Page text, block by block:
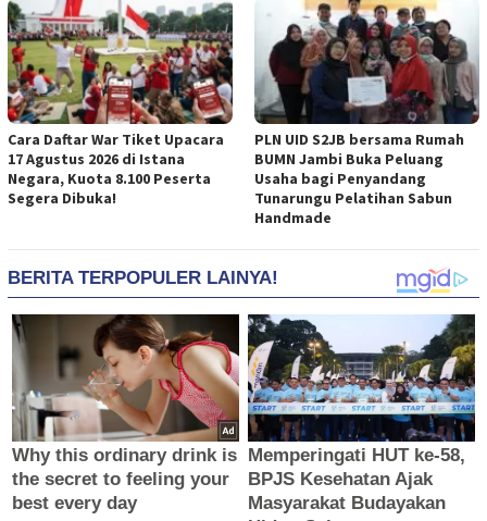
Cara Daftar War Tiket Upacara
17 Agustus 2026 di Istana
Negara, Kuota 8.100 Peserta
Segera Dibuka!
PLN UID S2JB bersama Rumah
BUMN Jambi Buka Peluang
Usaha bagi Penyandang
Tunarungu Pelatihan Sabun
Handmade